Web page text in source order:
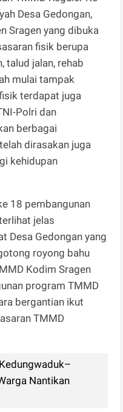
Desa Gedongan,
Sragen yang dibuka
fisik berupa
talud jalan, rehab
mulai tampak
terdapat juga
Polri dan
berbagai
dirasakan juga
kehidupan
18 pembangunan
jelas
Desa Gedongan yang
royong bahu
Kodim Sragen
program TMMD
bergantian ikut
TMMD
Nantikan